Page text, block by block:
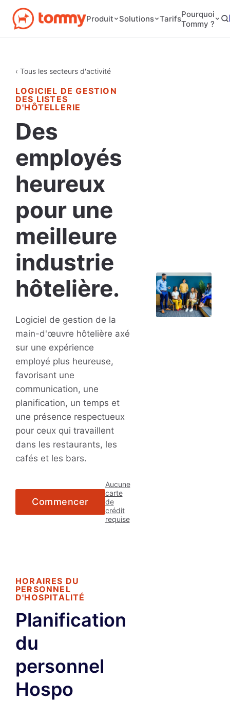
Produit Solutions TarifsPourquoi
Tommy ?
‹ Tous les secteurs d'activité
LOGICIEL DE GESTION
DES LISTES
D'HÔTELLERIE
Des
employés
heureux
pour une
meilleure
industrie
hôtelière.
Logiciel de gestion de la
main-d'œuvre hôtelière axé
sur une expérience
employé plus heureuse,
favorisant une
communication, une
planification, un temps et
une présence respectueux
pour ceux qui travaillent
dans les restaurants, les
cafés et les bars.
Commencer
Aucune
carte
de
crédit
requise
HORAIRES DU
PERSONNEL
D'HOSPITALITÉ
Planification
du
personnel
Hospo